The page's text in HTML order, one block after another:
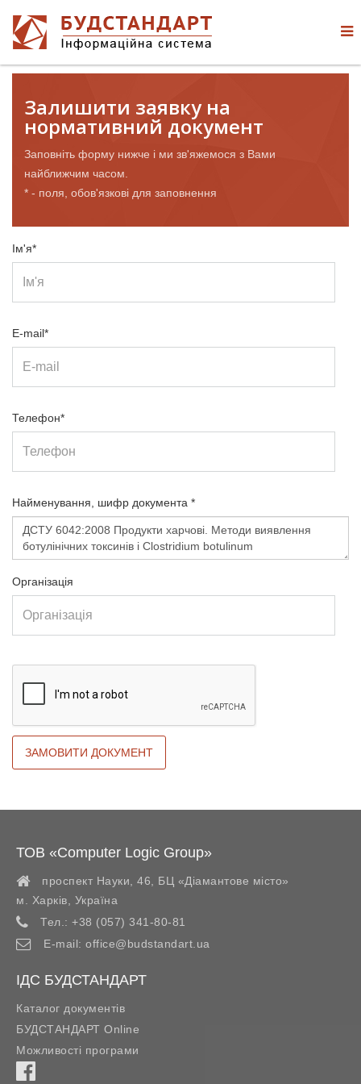
Залишити заявку на
нормативний документ
Заповніть форму нижче і ми зв'яжемося з Вами
найближчим часом.
* - поля, обов'язкові для заповнення
Ім'я*
E-mail*
Телефон*
Найменування, шифр документа *
Організація
ТОВ «Computer Logic Group»
проспект Науки, 46, БЦ «Діамантове місто»
м. Харків
Україна
Тел.: +38 (057) 341-80-81
E-mail: office@budstandart.ua
ІДС БУДСТАНДАРТ
Каталог документів
БУДСТАНДАРТ Online
Можливості програми